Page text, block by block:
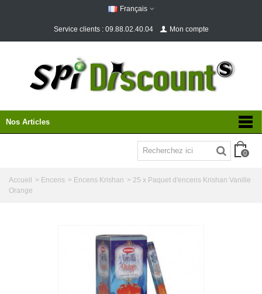
Français
Service clients : 09.88.02.40.04 Mon compte
Nos Articles
0
Accueil > Encens > Encens Krishan > 25 x Paquet d'encens Krishan Vanille
Orange